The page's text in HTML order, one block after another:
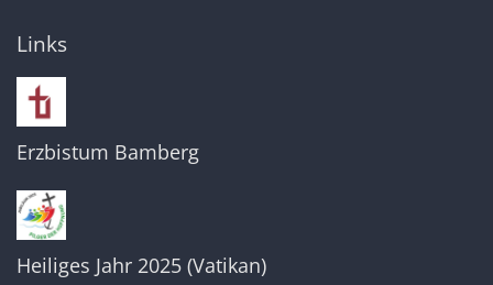
Links
Erzbistum Bamberg
Heiliges Jahr 2025 (Vatikan)